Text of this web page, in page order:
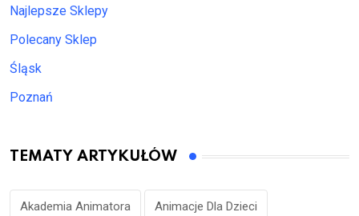
Najlepsze Sklepy
Polecany Sklep
Śląsk
Poznań
TEMATY ARTYKUŁÓW
Akademia Animatora Animacje Dla Dzieci